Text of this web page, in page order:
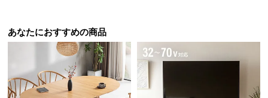
て
お
客
あなたにおすすめの商品